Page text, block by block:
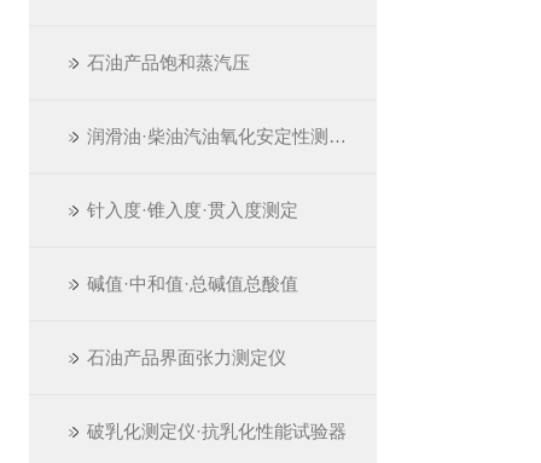
石油产品饱和蒸汽压
润滑油·柴油汽油氧化安定性测定仪
针入度·锥入度·贯入度测定
碱值·中和值·总碱值总酸值
石油产品界面张力测定仪
破乳化测定仪·抗乳化性能试验器